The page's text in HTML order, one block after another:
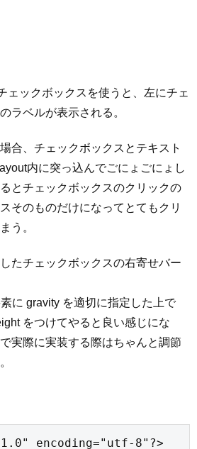
ェックボックスを使うと、左にチェ
ラベルが表示される。
合、チェックボックスとテキスト
内に突っ込んでごにょごにょし
とチェックボックスのクリックの
そのものだけになってとてもクリ
う。
たチェックボックスの右寄せバー
に gravity を適切に指定した上で
をつけてやると良い感じにな
実際に実装する際はちゃんと調節
encoding="utf-8"?>